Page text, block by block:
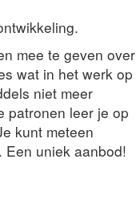
mee te geven over
wat in het werk op
niet meer
patronen leer je op
kunt meteen
uniek aanbod!